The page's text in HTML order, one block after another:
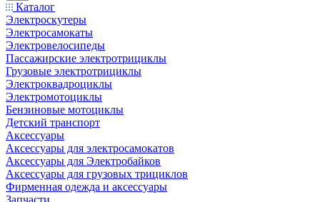
Каталог
Электроскутеры
Электросамокаты
Электровелосипеды
Пассажирские электротрициклы
Грузовые электротрициклы
Электроквадроциклы
Электромотоциклы
Бензиновые мотоциклы
Детский транспорт
Аксессуары
Аксессуары для электросамокатов
Аксессуары для Электробайков
Аксессуары для грузовых трициклов
Фирменная одежда и аксессуары
Запчасти